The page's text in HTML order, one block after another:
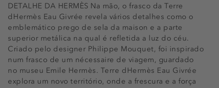
DETALHE DA HERMÈS Na mão, o frasco da Terre
dHermès Eau Givrée revela vários detalhes como o
emblemático prego de sela da maison e a parte
superior metálica na qual é refletida a luz do céu.
Criado pelo designer Philippe Mouquet, foi inspirado
num frasco de um nécessaire de viagem, guardado
no museu Emile Hermès. Terre dHermès Eau Givrée
explora um novo território, onde a frescura e a força